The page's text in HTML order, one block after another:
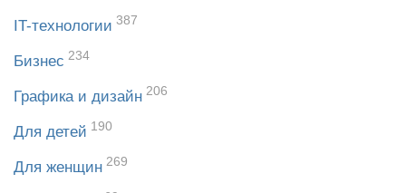
IT-технологии 387
Бизнес 234
Графика и дизайн 206
Для детей 190
Для женщин 269